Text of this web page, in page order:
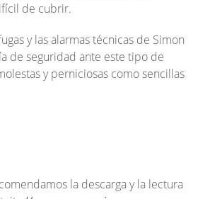
de cubrir.
y las alarmas técnicas de Simon
de seguridad ante este tipo de
y perniciosas como sencillas
la descarga y la lectura